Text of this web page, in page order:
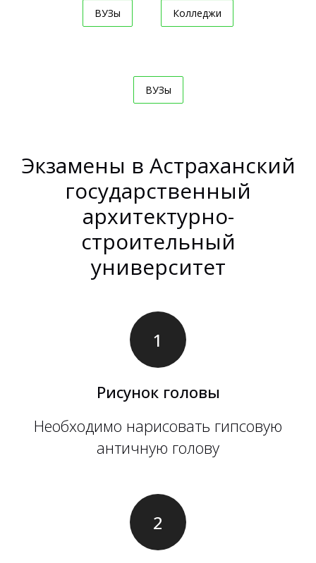
ВУЗы Колледжи
ВУЗы
Экзамены в Астраханский
государственный
архитектурно-
строительный
университет
Рисунок головы
Необходимо нарисовать гипсовую
античную голову